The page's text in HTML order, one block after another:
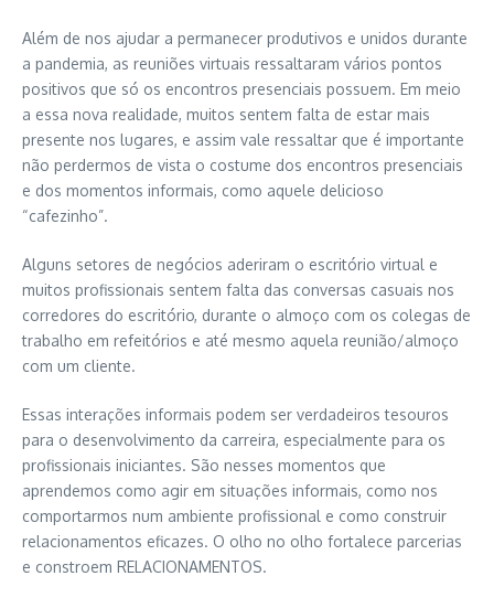
Além de nos ajudar a permanecer produtivos e unidos durante
a pandemia, as reuniões virtuais ressaltaram vários pontos
positivos que só os encontros presenciais possuem. Em meio
a essa nova realidade, muitos sentem falta de estar mais
presente nos lugares, e assim vale ressaltar que é importante
não perdermos de vista o costume dos encontros presenciais
e dos momentos informais, como aquele delicioso
“cafezinho”.
Alguns setores de negócios aderiram o escritório virtual e
muitos profissionais sentem falta das conversas casuais nos
corredores do escritório, durante o almoço com os colegas de
trabalho em refeitórios e até mesmo aquela reunião/almoço
com um cliente.
Essas interações informais podem ser verdadeiros tesouros
para o desenvolvimento da carreira, especialmente para os
profissionais iniciantes. São nesses momentos que
aprendemos como agir em situações informais, como nos
comportarmos num ambiente profissional e como construir
relacionamentos eficazes. O olho no olho fortalece parcerias
e constroem RELACIONAMENTOS.